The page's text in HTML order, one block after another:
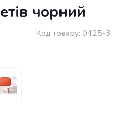
чорний
Код товару: 0425-3